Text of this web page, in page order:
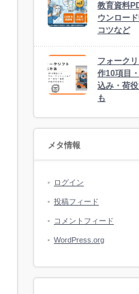
教育資料
ウンロー
コツなど
フォーク
作10項目
込み・荷
も
メタ情報
ログイン
投稿フィード
コメントフィード
WordPress.org